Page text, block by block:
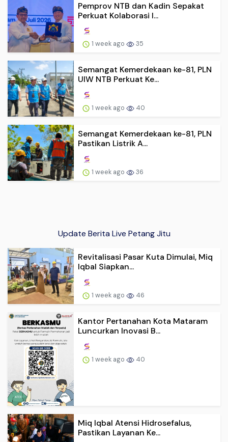
Pemprov NTB dan Kadin Sepakat
Perkuat Kolaborasi I...
1 week ago 35
Semangat Kemerdekaan ke-81, PLN
UIW NTB Perkuat Ke...
1 week ago 40
Semangat Kemerdekaan ke-81, PLN
Pastikan Listrik A...
1 week ago 36
Update Berita Live Petang Jitu
Revitalisasi Pasar Kuta Dimulai, Miq
Iqbal Siapkan...
1 week ago 46
Kantor Pertanahan Kota Mataram
Luncurkan Inovasi B...
1 week ago 40
Miq Iqbal Atensi Hidrosefalus,
Pastikan Layanan Ke...